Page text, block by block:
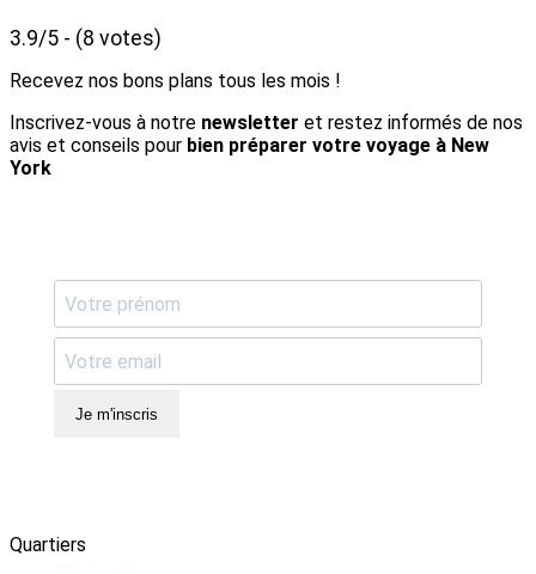
3.9/5 - (8 votes)
Recevez nos bons plans tous les mois !
Inscrivez-vous à notre newsletter et restez informés de nos
avis et conseils pour bien préparer votre voyage à New
York
Je m'inscris
Quartiers